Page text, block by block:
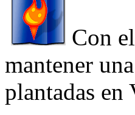
Con
mantener
plantadas en